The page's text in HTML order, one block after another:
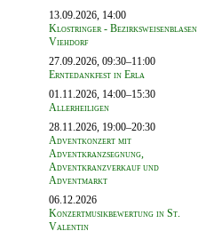
13.09.2026, 14:00
Klostringer - Bezirksweisenblasen
Viehdorf
27.09.2026, 09:30–11:00
Erntedankfest in Erla
01.11.2026, 14:00–15:30
Allerheiligen
28.11.2026, 19:00–20:30
Adventkonzert mit
Adventkranzsegnung,
Adventkranzverkauf und
Adventmarkt
06.12.2026
Konzertmusikbewertung in St.
Valentin